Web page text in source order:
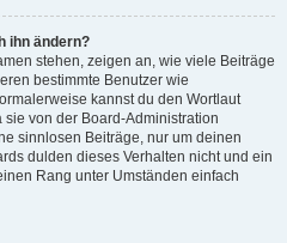
ihn ändern?
stehen, zeigen an, wie viele Beiträge
bestimmte Benutzer wie
kannst du den Wortlaut
von der Board-Administration
sinnlosen Beiträge, nur um deinen
dulden dieses Verhalten nicht und ein
Rang unter Umständen einfach